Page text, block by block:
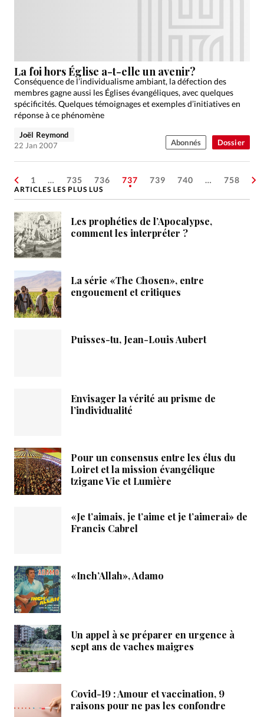
Dossier
La foi hors Église a-t-elle un avenir?
Conséquence de l’individualisme ambiant, la défection des
membres gagne aussi les Églises évangéliques, avec quelques
spécificités. Quelques témoignages et exemples d’initiatives en
réponse à ce phénomène
Joël Reymond
22 Jan 2007
Abonnés
1 … 735 736 737 739 740 … 758
ARTICLES LES PLUS LUS
Les prophéties de l’Apocalypse,
comment les interpréter ?
La série «The Chosen», entre
engouement et critiques
Puisses-tu, Jean-Louis Aubert
Envisager la vérité au prisme de
l’individualité
Pour un consensus entre les élus du
Loiret et la mission évangélique
tzigane Vie et Lumière
«Je t’aimais, je t’aime et je t’aimerai» de
Francis Cabrel
«Inch’Allah», Adamo
Un appel à se préparer en urgence à
sept ans de vaches maigres
Covid-19 : Amour et vaccination, 9
raisons pour ne pas les confondre